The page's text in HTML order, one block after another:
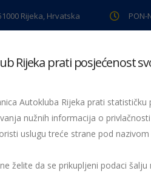
Rijeka, Hrvatska PON-
pregled Pomoć na cesti
Pariz-Bakar u
Rijeka prati posjećenost
Autokluba Rijeka prati
nužnih informacija o
uslugu treće strane pod nazivom
želite da se prikupljeni podaci